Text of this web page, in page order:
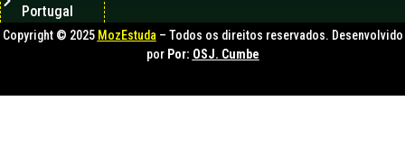
Portugal
Copyright © 2025 MozEstuda– Todos os direitos reservados. Desenvolvido
por Por: OSJ. Cumbe